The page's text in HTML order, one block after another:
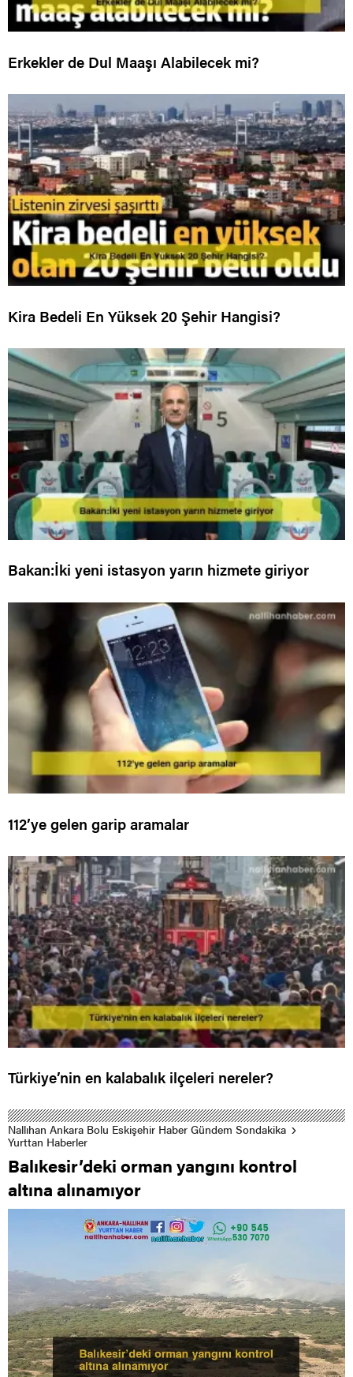
Erkekler de Dul Maaşı Alabilecek mi?
Kira Bedeli En Yüksek 20 Şehir Hangisi?
Bakan:İki yeni istasyon yarın hizmete giriyor
112’ye gelen garip aramalar
Türkiye’nin en kalabalık ilçeleri nereler?
Nallıhan Ankara Bolu Eskişehir Haber Gündem Sondakika
Yurttan Haberler
Balıkesir’deki orman yangını kontrol
altına alınamıyor